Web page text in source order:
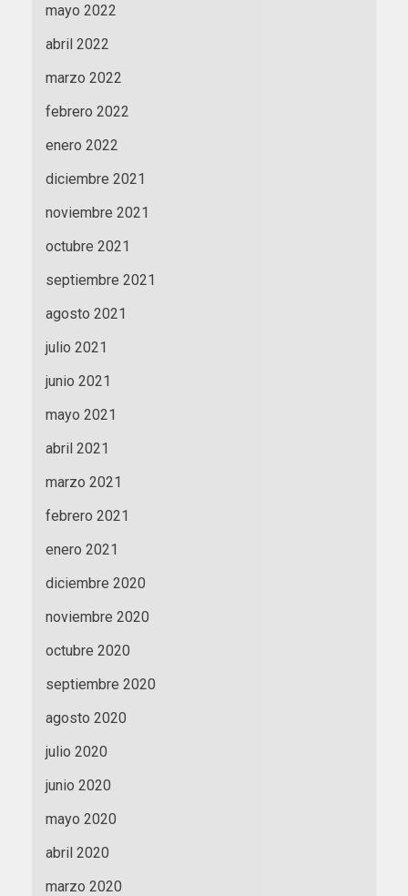
mayo 2022
abril 2022
marzo 2022
febrero 2022
enero 2022
diciembre 2021
noviembre 2021
octubre 2021
septiembre 2021
agosto 2021
julio 2021
junio 2021
mayo 2021
abril 2021
marzo 2021
febrero 2021
enero 2021
diciembre 2020
noviembre 2020
octubre 2020
septiembre 2020
agosto 2020
julio 2020
junio 2020
mayo 2020
abril 2020
marzo 2020